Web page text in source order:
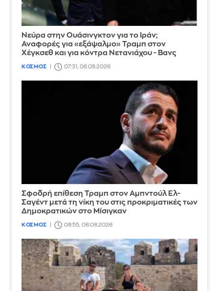
Νεύρα στην Ουάσινγκτον για το Ιράν;
Αναφορές για «εξάψαλμο» Τραμπ στον
Χέγκσεθ και για κόντρα Νετανιάχου - Βανς
ΚΟΣΜΟΣ 07:31, 06.08.2026
Σφοδρή επίθεση Τραμπ στον Αμπντούλ Ελ-
Σαγέντ μετά τη νίκη του στις προκριματικές των
Δημοκρατικών στο Μίσιγκαν
ΚΟΣΜΟΣ 08:55, 06.08.2026